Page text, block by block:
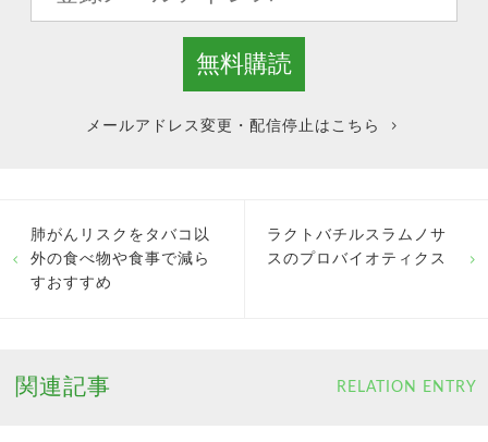
メールアドレス変更・配信停止はこちら
肺がんリスクをタバコ以
外の食べ物や食事で減ら
すおすすめ
ラクトバチルスラムノサ
スのプロバイオティクス
関連記事 RELATION ENTRY